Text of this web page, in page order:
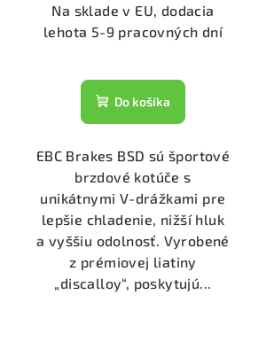
Na sklade v EU, dodacia
lehota 5-9 pracovných dní
Do košíka
EBC Brakes BSD sú športové
brzdové kotúče s
unikátnymi V-drážkami pre
lepšie chladenie, nižší hluk
a vyššiu odolnosť. Vyrobené
z prémiovej liatiny
„discalloy“, poskytujú...